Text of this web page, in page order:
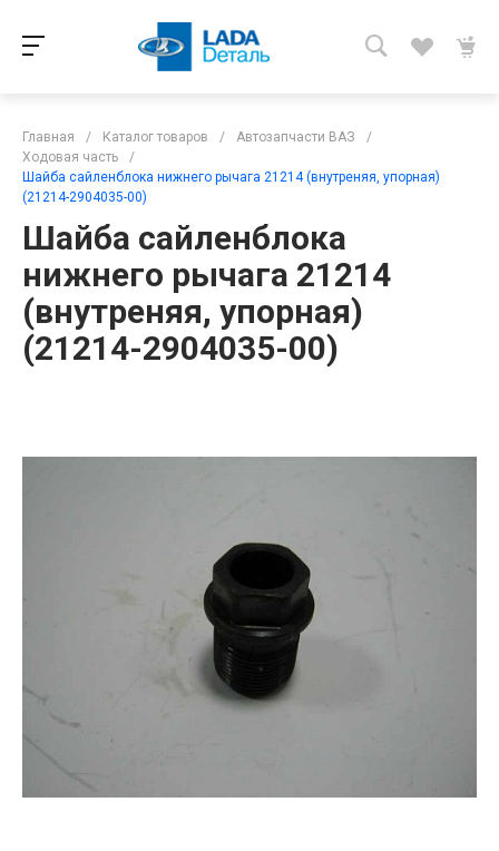
Главная / Каталог товаров / Автозапчасти ВАЗ
/
Ходовая часть
/
Шайба сайленблока нижнего рычага 21214 (внутреняя, упорная)
(21214-2904035-00)
Шайба сайленблока
нижнего рычага 21214
(внутреняя, упорная)
(21214-2904035-00)